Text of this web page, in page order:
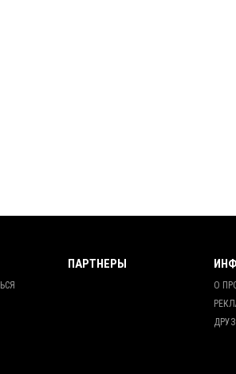
ПАРТНЕРЫ
О